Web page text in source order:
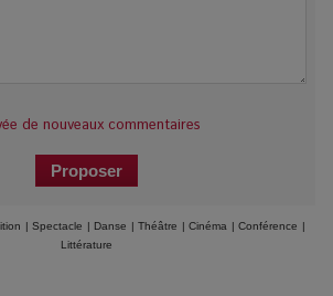
de nouveaux commentaires
| Spectacle | Danse | Théâtre | Cinéma | Conférence |
Littérature